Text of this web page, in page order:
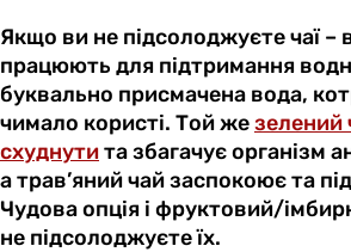
Якщо ви не підсолоджуєте чаї –
працюють для підтримання
буквально присмачена вода,
чимало користі. Той жезелений
схуднутита збагачує організм
а трав’яний чай заспокоює та
Чудова опція і фруктовий/
не підсолоджуєте їх.